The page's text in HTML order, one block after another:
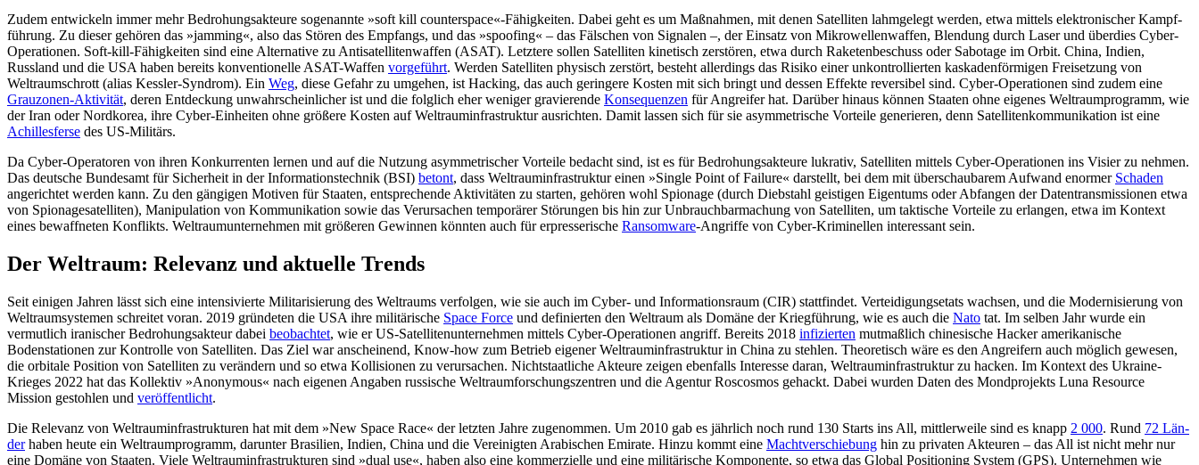
Zudem entwickeln immer mehr Bedrohungsakteure sogenannte »soft kill counter­space«-Fähigkeiten. Dabei geht es um Maß­nahmen, mit denen Satelliten lahmgelegt werden, etwa mittels elektronischer Kampf­
führung. Zu dieser gehören das »jamming«, also das Stören des Empfangs, und das »spoofing« – das Fälschen von Signalen –, der Einsatz von Mikrowellenwaffen, Blen­dung durch Laser und überdies Cyber-
Operationen. Soft-kill-Fähigkeiten sind eine Alternative zu Antisatellitenwaffen (ASAT). Letztere sollen Satelliten kinetisch zerstö­ren, etwa durch Raketenbeschuss oder Sabotage im Orbit. China, Indien,
Russland und die USA haben bereits konventionelle ASAT-Waffen vorgeführt. Werden Satelliten physisch zerstört, besteht allerdings das Risiko einer unkontrollierten kaskaden­förmigen Freisetzung von
Weltraumschrott (alias Kessler-Syndrom). Ein Weg, diese Ge­fahr zu umgehen, ist Hacking, das auch geringere Kosten mit sich bringt und dessen Effekte reversibel sind. Cyber-Operationen sind zudem eine
Grauzonen-Aktivität, deren Entdeckung unwahrscheinlicher ist und die folglich eher weniger gravierende Konsequenzen für Angreifer hat. Darüber hinaus können Staaten ohne eigenes Welt­raumprogramm, wie
der Iran oder Nord­korea, ihre Cyber-Einheiten ohne größere Kosten auf Weltrauminfrastruktur ausrich­ten. Damit lassen sich für sie asymmetrische Vorteile generieren, denn Satellitenkommunikation ist eine
Achillesferse des US-Militärs.
Da Cyber-Operatoren von ihren Konkurrenten lernen und auf die Nutzung asym­metrischer Vorteile bedacht sind, ist es für Bedrohungsakteure lukrativ, Satelliten mittels Cyber-Operationen ins Visier zu neh­men.
Das deutsche Bundesamt für Sicherheit in der Informationstechnik (BSI) betont, dass Weltrauminfrastruktur einen »Single Point of Failure« darstellt, bei dem mit überschaubarem Aufwand enormer Schaden
angerichtet werden kann. Zu den gängigen Motiven für Staaten, entsprechen­de Aktivitäten zu starten, gehören wohl Spionage (durch Diebstahl geistigen Eigen­tums oder Abfangen der Datentransmissionen etwa
von Spionagesatelliten), Manipulation von Kommunikation sowie das Ver­ursachen temporärer Störungen bis hin zur Unbrauchbarmachung von Satelliten, um taktische Vorteile zu erlangen, etwa im Kontext
eines bewaffneten Konflikts. Welt­raumunternehmen mit größeren Gewinnen könnten auch für erpresserische Ransomware-Angriffe von Cyber-Kriminellen inter­essant sein.
Der Weltraum: Relevanz und aktuelle Trends
Seit einigen Jahren lässt sich eine intensivierte Militarisierung des Weltraums ver­fol­gen, wie sie auch im Cyber- und Informa­tionsraum (CIR) stattfindet. Verteidigungsetats wachsen, und die Modernisierung von
Weltraumsystemen schreitet voran. 2019 gründeten die USA ihre militärische Space Force und definierten den Weltraum als Domäne der Kriegführung, wie es auch die Nato tat. Im selben Jahr wurde ein
vermut­lich iranischer Bedrohungsakteur dabei beobachtet, wie er US-Satellitenunterneh­men mittels Cyber-Operationen angriff. Bereits 2018 infizierten mutmaßlich chine­sische Hacker amerikanische
Bodenstationen zur Kontrolle von Satelliten. Das Ziel war anscheinend, Know-how zum Betrieb eigener Weltrauminfrastruktur in China zu stehlen. Theoretisch wäre es den Angreifern auch möglich gewesen,
die orbitale Position von Satelliten zu verändern und so etwa Kollisionen zu verursachen. Nichtstaatliche Akteure zeigen ebenfalls Interesse daran, Weltrauminfrastruktur zu hacken. Im Kon­text des Ukraine-
Krieges 2022 hat das Kol­lektiv »Anonymous« nach eigenen Anga­ben russische Weltraumforschungszentren und die Agentur Roscosmos gehackt. Dabei wur­den Daten des Mondprojekts Luna Resource
Mission gestohlen und veröffentlicht.
Die Relevanz von Weltrauminfrastruk­turen hat mit dem »New Space Race« der letzten Jahre zugenommen. Um 2010 gab es jährlich noch rund 130 Starts ins All, mitt­lerweile sind es knapp 2 000. Rund 72 Län­
derhaben heute ein Weltraumprogramm, darunter Brasilien, Indien, China und die Vereinigten Arabischen Emirate. Hinzu kommt eine Machtverschiebung hin zu pri­vaten Akteuren – das All ist nicht mehr nur
eine Domäne von Staaten. Viele Welt­rauminfrastrukturen sind »dual use«, haben also eine kommerzielle und eine militärische Komponente, so etwa das Global Posi­tioning System (GPS). Unternehmen wie